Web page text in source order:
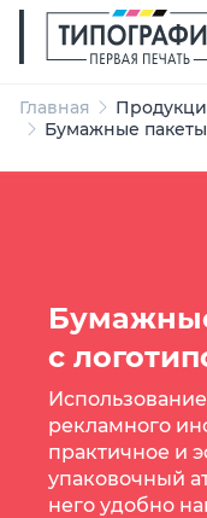
Главная
Бумажные
с
рекламного
практичное и
упаковочный
него удобно